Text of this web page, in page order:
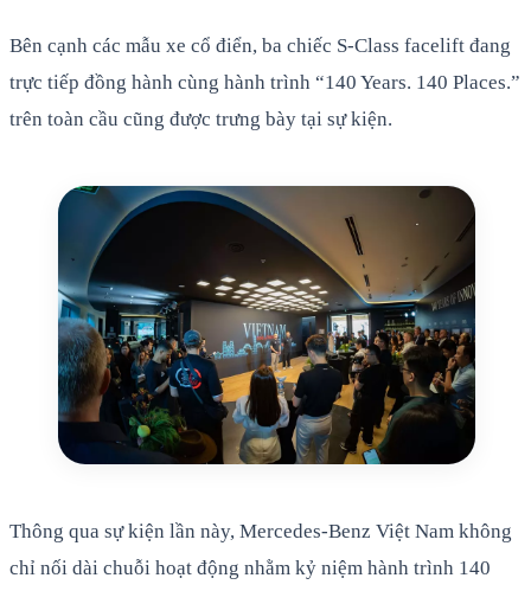
Bên cạnh các mẫu xe cổ điển, ba chiếc S-Class facelift đang
trực tiếp đồng hành cùng hành trình “140 Years. 140 Places.”
trên toàn cầu cũng được trưng bày tại sự kiện.
Thông qua sự kiện lần này, Mercedes-Benz Việt Nam không
chỉ nối dài chuỗi hoạt động nhằm kỷ niệm hành trình 140